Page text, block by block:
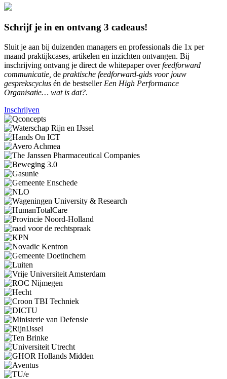
Schrijf je in en ontvang 3 cadeaus!
Sluit je aan bij duizenden managers en professionals die 1x per
maand praktijkcases, artikelen en inzichten ontvangen. Bij
inschrijving ontvang je direct de whitepaper overfeedforward
communicatie, de praktische feedforward-gids voor jouw
gesprekscyclus én de bestseller Een High Performance
Organisatie… wat is dat?.
Inschrijven